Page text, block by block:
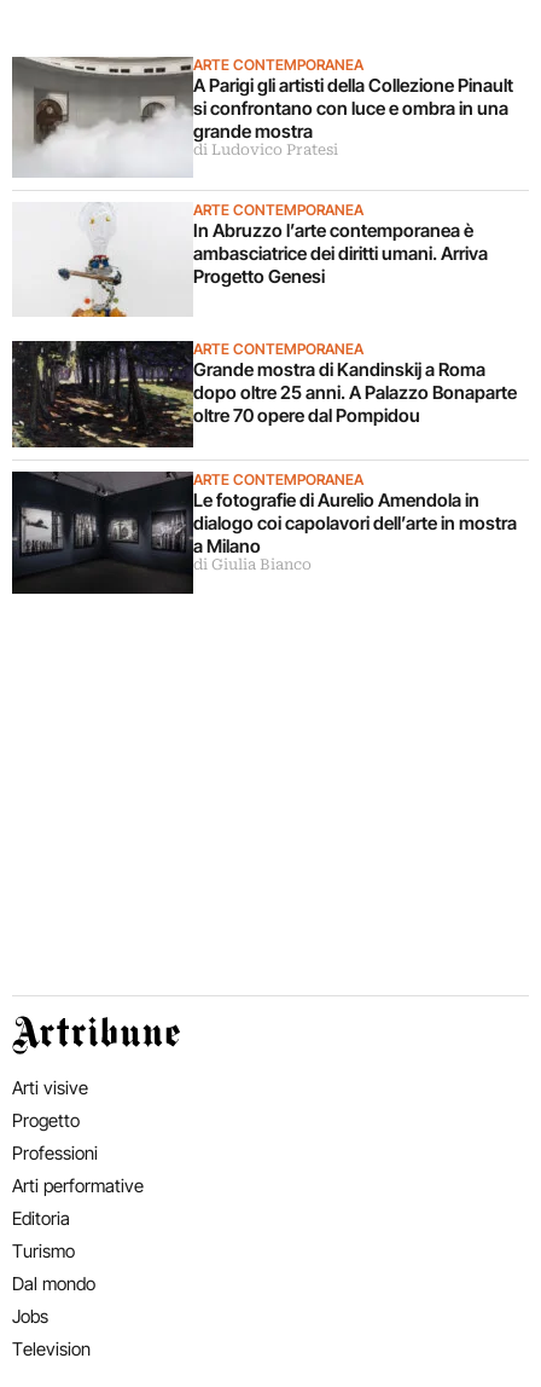
ARTE CONTEMPORANEA
A Parigi gli artisti della Collezione Pinault
si confrontano con luce e ombra in una
grande mostra
di Ludovico Pratesi
ARTE CONTEMPORANEA
In Abruzzo l’arte contemporanea è
ambasciatrice dei diritti umani. Arriva
Progetto Genesi
ARTE CONTEMPORANEA
Grande mostra di Kandinskij a Roma
dopo oltre 25 anni. A Palazzo Bonaparte
oltre 70 opere dal Pompidou
ARTE CONTEMPORANEA
Le fotografie di Aurelio Amendola in
dialogo coi capolavori dell’arte in mostra
a Milano
di Giulia Bianco
Artribune
Arti visive
Progetto
Professioni
Arti performative
Editoria
Turismo
Dal mondo
Jobs
Television